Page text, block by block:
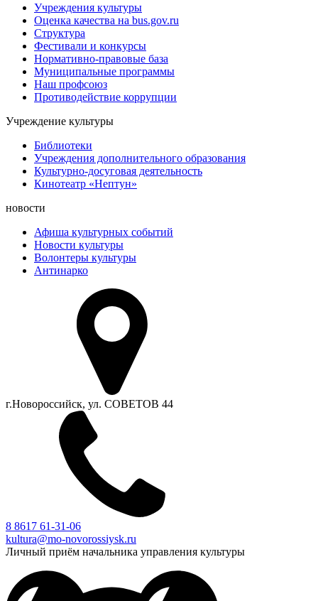
Учреждения культуры
Оценка качества на bus.gov.ru
Структура
Фестивали и конкурсы
Нормативно-правовые база
Муниципальные программы
Наш профсоюз
Противодействие коррупции
Учреждение культуры
Библиотеки
Учреждения дополнительного образования
Культурно-досуговая деятельность
Кинотеатр «Нептун»
новости
Афиша культурных событий
Новости культуры
Волонтеры культуры
Антинарко
г.Новороссийск, ул. СОВЕТОВ 44
8 8617 61-31-06
kultura@mo-novorossiysk.ru
Личный приём начальника управления культуры